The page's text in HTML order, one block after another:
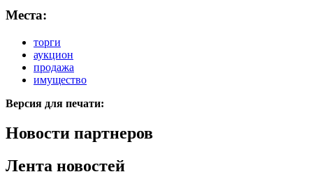
Места:
торги
аукцион
продажа
имущество
Версия для печати:
Новости партнеров
Лента новостей